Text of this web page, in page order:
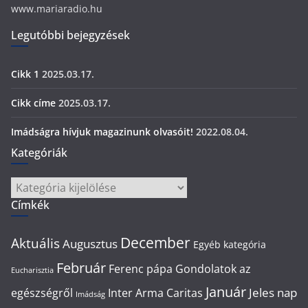
www.mariaradio.hu
Legutóbbi bejegyzések
Cikk 1 2025.03.17.
Cikk címe 2025.03.17.
Imádságra hívjuk magazinunk olvasóit! 2022.08.04.
Kategóriák
Kategóriák
Címkék
AktuálisAugusztus December Egyéb kategória
Eucharisztia Február Ferenc pápa Gondolatok az
egészségről Imádság Inter Arma Caritas Január Jeles nap